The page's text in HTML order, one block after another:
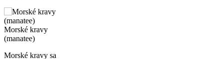
Morské kravy
(manatee)
Morské kravy sa